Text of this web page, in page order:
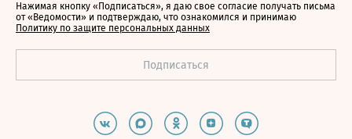
Нажимая кнопку «Подписаться», я даю свое согласие получать письма
от «Ведомости» и подтверждаю, что ознакомился и принимаю
Политику по защите персональных данных